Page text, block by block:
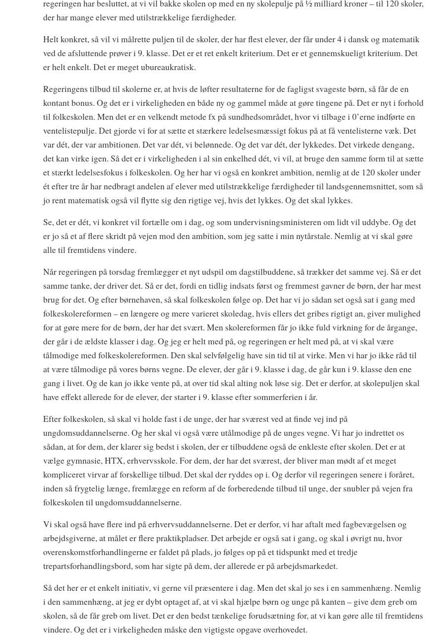
regeringen har besluttet, at vi vil bakke skolen op med en ny skolepulje på 1⁄2 milliard kroner – til 120 skoler,
der har mange elever med utilstrækkelige færdigheder.
Helt konkret, så vil vi målrette puljen til de skoler, der har flest elever, der får under 4 i dansk og matematik
ved de afsluttende prøver i 9. klasse. Det er et ret enkelt kriterium. Det er et gennemskueligt kriterium. Det
er helt enkelt. Det er meget ubureaukratisk.
Regeringens tilbud til skolerne er, at hvis de løfter resultaterne for de fagligst svageste børn, så får de en
kontant bonus. Og det er i virkeligheden en både ny og gammel måde at gøre tingene på. Det er nyt i forhold
til folkeskolen. Men det er en velkendt metode fx på sundhedsområdet, hvor vi tilbage i 0’erne indførte en
ventelistepulje. Det gjorde vi for at sætte et stærkere ledelsesmæssigt fokus på at få ventelisterne væk. Det
var dét, der var ambitionen. Det var dét, vi belønnede. Og det var dét, der lykkedes. Det virkede dengang,
det kan virke igen. Så det er i virkeligheden i al sin enkelhed dét, vi vil, at bruge den samme form til at sætte
et stærkt ledelsesfokus i folkeskolen. Og her har vi også en konkret ambition, nemlig at de 120 skoler under
ét efter tre år har nedbragt andelen af elever med utilstrækkelige færdigheder til landsgennemsnittet, som så
jo rent matematisk også vil flytte sig den rigtige vej, hvis det lykkes. Og det skal lykkes.
Se, det er dét, vi konkret vil fortælle om i dag, og som undervisningsministeren om lidt vil uddybe. Og det
er jo så et af flere skridt på vejen mod den ambition, som jeg satte i min nytårstale. Nemlig at vi skal gøre
alle til fremtidens vindere.
Når regeringen på torsdag fremlægger et nyt udspil om dagstilbuddene, så trækker det samme vej. Så er det
samme tanke, der driver det. Så er det, fordi en tidlig indsats først og fremmest gavner de børn, der har mest
brug for det. Og efter børnehaven, så skal folkeskolen følge op. Det har vi jo sådan set også sat i gang med
folkeskolereformen – en længere og mere varieret skoledag, hvis ellers det gribes rigtigt an, giver mulighed
for at gøre mere for de børn, der har det svært. Men skolereformen får jo ikke fuld virkning for de årgange,
der går i de ældste klasser i dag. Og jeg er helt med på, og regeringen er helt med på, at vi skal være
tålmodige med folkeskolereformen. Den skal selvfølgelig have sin tid til at virke. Men vi har jo ikke råd til
at være tålmodige på vores børns vegne. De elever, der går i 9. klasse i dag, de går kun i 9. klasse den ene
gang i livet. Og de kan jo ikke vente på, at over tid skal alting nok løse sig. Det er derfor, at skolepuljen skal
have effekt allerede for de elever, der starter i 9. klasse efter sommerferien i år.
Efter folkeskolen, så skal vi holde fast i de unge, der har sværest ved at finde vej ind på
ungdomsuddannelserne. Og her skal vi også være utålmodige på de unges vegne. Vi har jo indrettet os
sådan, at for dem, der klarer sig bedst i skolen, der er tilbuddene også de enkleste efter skolen. Det er at
vælge gymnasie, HTX, erhvervsskole. For dem, der har det sværest, der bliver man mødt af et meget
kompliceret virvar af forskellige tilbud. Det skal der ryddes op i. Og derfor vil regeringen senere i foråret,
inden så frygtelig længe, fremlægge en reform af de forberedende tilbud til unge, der snubler på vejen fra
folkeskolen til ungdomsuddannelserne.
Vi skal også have flere ind på erhvervsuddannelserne. Det er derfor, vi har aftalt med fagbevægelsen og
arbejdsgiverne, at målet er flere praktikpladser. Det arbejde er også sat i gang, og skal i øvrigt nu, hvor
overenskomstforhandlingerne er faldet på plads, jo følges op på et tidspunkt med et tredje
trepartsforhandlingsbord, som har sigte på dem, der allerede er på arbejdsmarkedet.
Så det her er et enkelt initiativ, vi gerne vil præsentere i dag. Men det skal jo ses i en sammenhæng. Nemlig
i den sammenhæng, at jeg er dybt optaget af, at vi skal hjælpe børn og unge på kanten – give dem greb om
skolen, så de får greb om livet. Det er den bedst tænkelige forudsætning for, at vi kan gøre alle til fremtidens
vindere. Og det er i virkeligheden måske den vigtigste opgave overhovedet.